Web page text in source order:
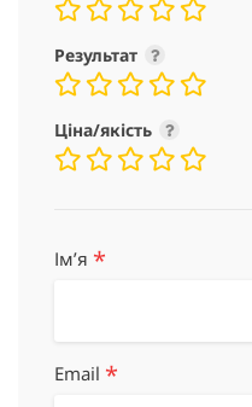
Результат
Ціна/якість
Імʼя *
Email *